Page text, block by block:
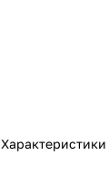
Характеристики